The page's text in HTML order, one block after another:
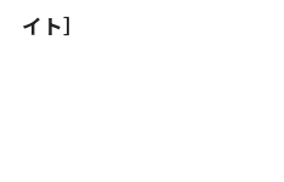
イト］